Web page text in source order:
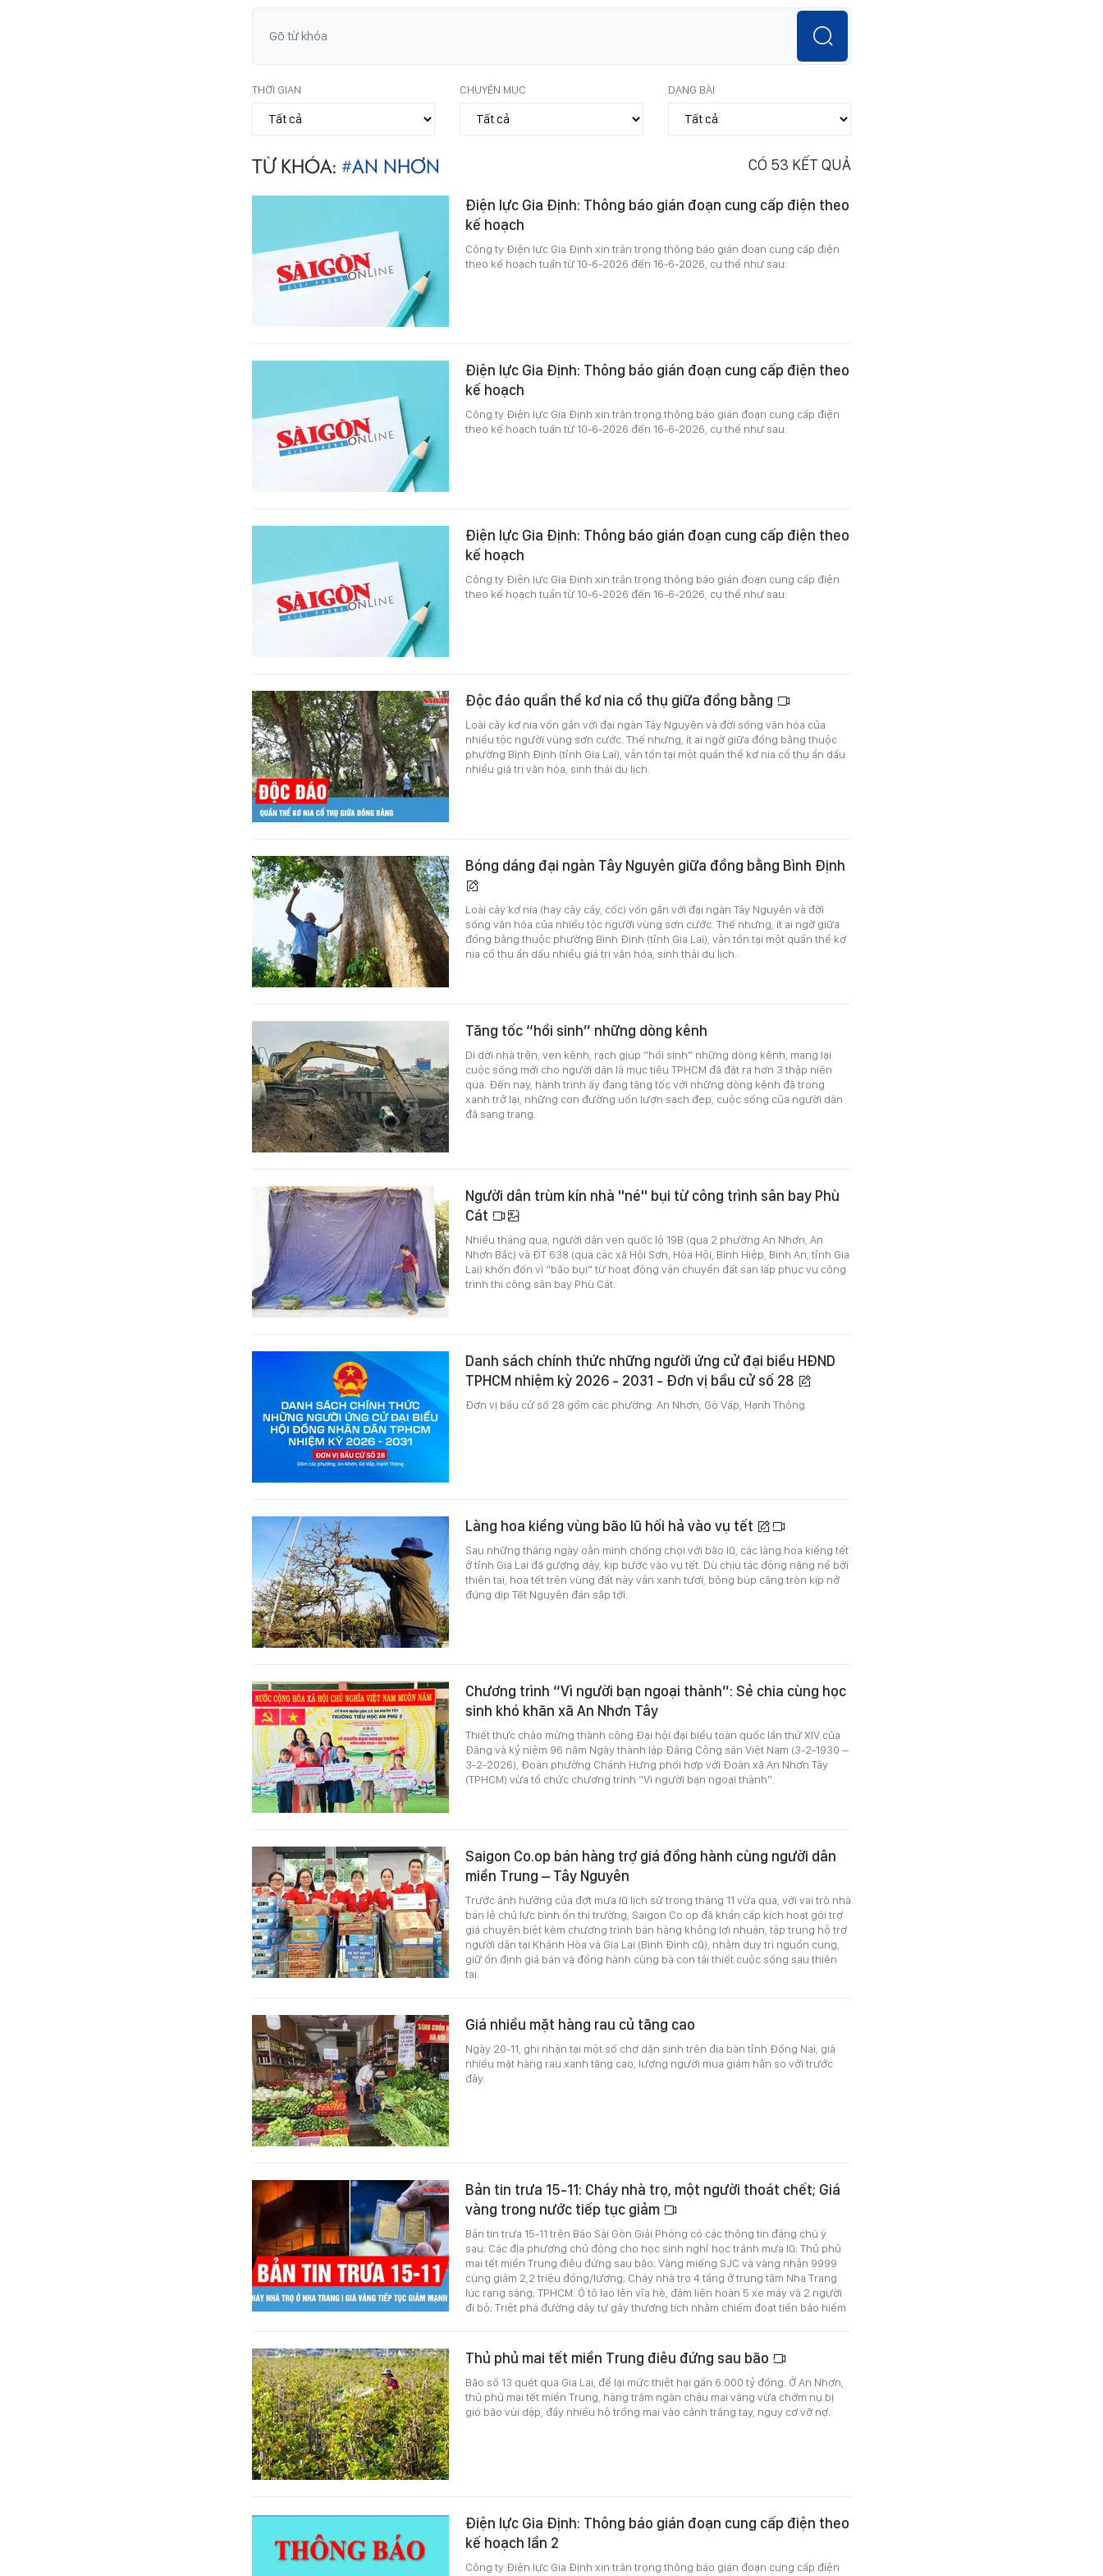
THỜI GIAN CHUYÊN MỤC DẠNG BÀI
TỪ KHÓA: #AN NHƠN CÓ 53 KẾT QUẢ
Điện lực Gia Định: Thông báo gián đoạn cung cấp điện theo
kế hoạch
Công ty Điện lực Gia Định xin trân trọng thông báo gián đoạn cung cấp điện
theo kế hoạch tuần từ 10-6-2026 đến 16-6-2026, cụ thể như sau:
Điện lực Gia Định: Thông báo gián đoạn cung cấp điện theo
kế hoạch
Công ty Điện lực Gia Định xin trân trọng thông báo gián đoạn cung cấp điện
theo kế hoạch tuần từ 10-6-2026 đến 16-6-2026, cụ thể như sau:
Điện lực Gia Định: Thông báo gián đoạn cung cấp điện theo
kế hoạch
Công ty Điện lực Gia Định xin trân trọng thông báo gián đoạn cung cấp điện
theo kế hoạch tuần từ 10-6-2026 đến 16-6-2026, cụ thể như sau:
Độc đáo quần thể kơ nia cổ thụ giữa đồng bằng
Loài cây kơ nia vốn gắn với đại ngàn Tây Nguyên và đời sống văn hóa của
nhiều tộc người vùng sơn cước. Thế nhưng, ít ai ngờ giữa đồng bằng thuộc
phường Bình Định (tỉnh Gia Lai), vẫn tồn tại một quần thể kơ nia cổ thụ ẩn dấu
nhiều giá trị văn hóa, sinh thái du lịch.
Bóng dáng đại ngàn Tây Nguyên giữa đồng bằng Bình Định
Loài cây kơ nia (hay cây cầy, cốc) vốn gắn với đại ngàn Tây Nguyên và đời
sống văn hóa của nhiều tộc người vùng sơn cước. Thế nhưng, ít ai ngờ giữa
đồng bằng thuộc phường Bình Định (tỉnh Gia Lai), vẫn tồn tại một quần thể kơ
nia cổ thụ ẩn dấu nhiều giá trị văn hóa, sinh thái du lịch.
Tăng tốc “hồi sinh” những dòng kênh
Di dời nhà trên, ven kênh, rạch giúp “hồi sinh” những dòng kênh, mang lại
cuộc sống mới cho người dân là mục tiêu TPHCM đã đặt ra hơn 3 thập niên
qua. Đến nay, hành trình ấy đang tăng tốc với những dòng kênh đã trong
xanh trở lại, những con đường uốn lượn sạch đẹp, cuộc sống của người dân
đã sang trang.
Người dân trùm kín nhà "né" bụi từ công trình sân bay Phù
Cát
Nhiều tháng qua, người dân ven quốc lộ 19B (qua 2 phường An Nhơn, An
Nhơn Bắc) và ĐT 638 (qua các xã Hội Sơn, Hòa Hội, Bình Hiệp, Bình An, tỉnh Gia
Lai) khốn đốn vì “bão bụi” từ hoạt động vận chuyển đất san lấp phục vụ công
trình thi công sân bay Phù Cát.
Danh sách chính thức những người ứng cử đại biểu HĐND
TPHCM nhiệm kỳ 2026 - 2031 - Đơn vị bầu cử số 28
Đơn vị bầu cử số 28 gồm các phường: An Nhơn, Gò Vấp, Hạnh Thông
Làng hoa kiểng vùng bão lũ hối hả vào vụ tết
Sau những tháng ngày oằn mình chống chọi với bão lũ, các làng hoa kiểng tết
ở tỉnh Gia Lai đã gượng dậy, kịp bước vào vụ tết. Dù chịu tác động nặng nề bởi
thiên tai, hoa tết trên vùng đất này vẫn xanh tươi, bông búp căng tròn kịp nở
đúng dịp Tết Nguyên đán sắp tới.
Chương trình “Vì người bạn ngoại thành”: Sẻ chia cùng học
sinh khó khăn xã An Nhơn Tây
Thiết thực chào mừng thành công Đại hội đại biểu toàn quốc lần thứ XIV của
Đảng và kỷ niệm 96 năm Ngày thành lập Đảng Cộng sản Việt Nam (3-2-1930 –
3-2-2026), Đoàn phường Chánh Hưng phối hợp với Đoàn xã An Nhơn Tây
(TPHCM) vừa tổ chức chương trình “Vì người bạn ngoại thành”.
Saigon Co.op bán hàng trợ giá đồng hành cùng người dân
miền Trung – Tây Nguyên
Trước ảnh hưởng của đợt mưa lũ lịch sử trong tháng 11 vừa qua, với vai trò nhà
bán lẻ chủ lực bình ổn thị trường, Saigon Co.op đã khẩn cấp kích hoạt gói trợ
giá chuyên biệt kèm chương trình bán hàng không lợi nhuận, tập trung hỗ trợ
người dân tại Khánh Hòa và Gia Lai (Bình Định cũ), nhằm duy trì nguồn cung,
giữ ổn định giá bán và đồng hành cùng bà con tái thiết cuộc sống sau thiên
tai.
Giá nhiều mặt hàng rau củ tăng cao
Ngày 20-11, ghi nhận tại một số chợ dân sinh trên địa bàn tỉnh Đồng Nai, giá
nhiều mặt hàng rau xanh tăng cao, lượng người mua giảm hẳn so với trước
đây.
Bản tin trưa 15-11: Cháy nhà trọ, một người thoát chết; Giá
vàng trong nước tiếp tục giảm
Bản tin trưa 15-11 trên Báo Sài Gòn Giải Phóng có các thông tin đáng chú ý
sau: Các địa phương chủ động cho học sinh nghỉ học tránh mưa lũ; Thủ phủ
mai tết miền Trung điêu đứng sau bão; Vàng miếng SJC và vàng nhẫn 9999
cùng giảm 2,2 triệu đồng/lượng; Cháy nhà trọ 4 tầng ở trung tâm Nha Trang
lúc rạng sáng; TPHCM: Ô tô lao lên vỉa hè, đâm liên hoàn 5 xe máy và 2 người
đi bộ; Triệt phá đường dây tự gây thương tích nhằm chiếm đoạt tiền bảo hiểm
Thủ phủ mai tết miền Trung điêu đứng sau bão
Bão số 13 quét qua Gia Lai, để lại mức thiệt hại gần 6.000 tỷ đồng. Ở An Nhơn,
thủ phủ mai tết miền Trung, hàng trăm ngàn chậu mai vàng vừa chớm nụ bị
gió bão vùi dập, đẩy nhiều hộ trồng mai vào cảnh trắng tay, nguy cơ vỡ nợ.
Điện lực Gia Định: Thông báo gián đoạn cung cấp điện theo
kế hoạch lần 2
Công ty Điện lực Gia Định xin trân trọng thông báo gián đoạn cung cấp điện